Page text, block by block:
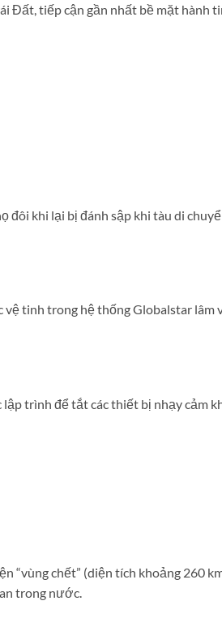
Đất, tiếp cận gần nhất bề mặt hành
đôi khi lại bị đánh sập khi tàu di
vệ tinh trong hệ thống Globalstar lâm
trình để tắt các thiết bị nhạy cảm
“vùng chết” (diện tích khoảng 260
trong nước.